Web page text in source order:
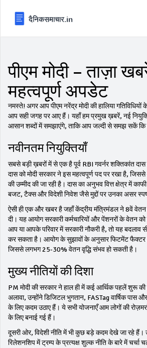
पीएम मोदी – ताज़ा
महत्वपूर्ण अपडेट
नमस्ते! अगर आप पीएम नरेंद्र मोदी की हालिया गतिविधियों
आप सही जगह पर आए हैं। यहाँ हम प्रमुख ख़बरें, नई
आसान शब्दों में समझाएंगे, ताकि आप जल्दी से समझ सकें कि
नवीनतम नियुक्तियाँ
सबसे बड़ी ख़बरों में से एक है पूर्व RBI गवर्नर शक्तिकांत
दास को मोदी सरकार ने इस महत्वपूर्ण पद पर रखा है, जिससे
की उम्मीद की जा रही है। दास का अनुभव वित्त क्षेत्र में
बजट, टैक्स और विदेशी निवेश जैसे मुद्दों पर उनका असर
ऐसी ही एक और खबर है जहाँ केंद्रीय मंत्रिमंडल ने 8वें वेतन
दी। यह आयोग सरकारी कर्मचारियों और पेंशनरों के वेतन
आप या आपके परिवार में सरकारी नौकरी है, तो यह
कर सकता है। आयोग के सुझावों के अनुसार फिटमेंट फैक्टर
जिससे लगभग 25‑30% वेतन वृद्धि संभव हो सकती है।
मुख्य नीतियों की दिशा
PM मोदी की सरकार ने हाल ही में कई आर्थिक पहलें शुरू
अलावा, उन्होंने डिजिटल भुगतान, FASTag वार्षिक पास
के लिए कदम उठाए हैं। ये सभी योजनाएँ आम लोगों की
के लिए बनाई गई हैं।
दूसरी ओर, विदेशी नीति में भी कुछ बड़े कदम देखे जा रहे हैं।
रिलेशनशिप में ट्रम्प के प्रत्यक्ष शुल्क नीति के बारे में चर्चा